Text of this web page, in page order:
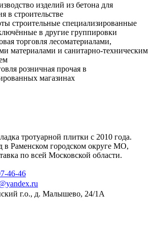
изделий из бетона для
в строительстве
строительные специализированные
в другие группировки
торговля лесоматериалами,
материалами и санитарно-техническим
розничная прочая в
магазинах
тротуарной плитки с 2010 года.
в Раменском городском округе МО,
по всей Московской области.
46-46
г.о., д. Малышево, 24/1А